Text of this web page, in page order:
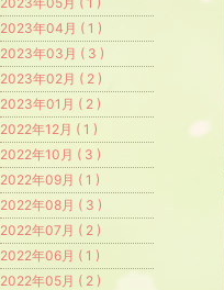
2023年04月 ( 1 )
2023年03月 ( 3 )
2023年02月 ( 2 )
2023年01月 ( 2 )
2022年12月 ( 1 )
2022年10月 ( 3 )
2022年09月 ( 1 )
2022年08月 ( 3 )
2022年07月 ( 2 )
2022年06月 ( 1 )
2022年05月 ( 2 )